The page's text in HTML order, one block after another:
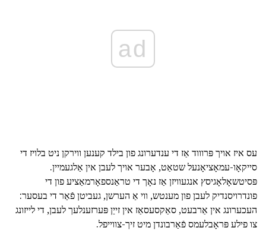
ad
עס איז אויך פּרוווד אַז די ענדערונג פון בילד קענען ווירקן ניט בלויז די
סייקאָו-עמאָציאָנעל שטאַט, אָבער אויך לעבן אין אַלגעמיין.
פּסיטשאָלאָגיסץ אנגעוויזן אַז נאָך די טראַנספאָרמאַציע פון די
פונדרויסנדיק לעבן פון מענטש, ווי אַ הערשן, געביטן פֿאַר די בעסער:
העכערונג אין אַרבעט, סאַקסעסאַז אין זייַן פּערזענלעך לעבן, די לייזונג
צו פילע פּראָבלעמס פֿאַרבונדן מיט זיך-צווייפל.